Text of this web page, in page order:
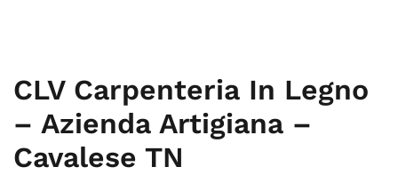
CLV Carpenteria In Legno
– Azienda Artigiana –
Cavalese TN